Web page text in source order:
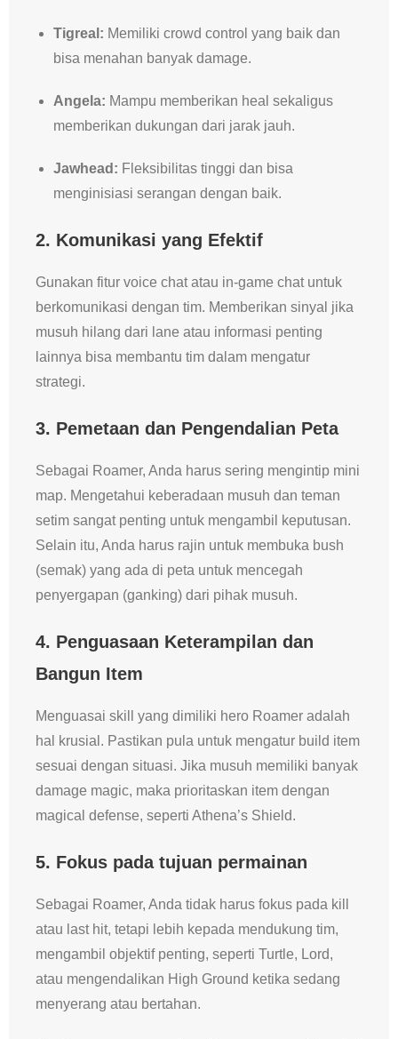
Tigreal: Memiliki crowd control yang baik dan
bisa menahan banyak damage.
Angela: Mampu memberikan heal sekaligus
memberikan dukungan dari jarak jauh.
Jawhead: Fleksibilitas tinggi dan bisa
menginisiasi serangan dengan baik.
2. Komunikasi yang Efektif
Gunakan fitur voice chat atau in-game chat untuk
berkomunikasi dengan tim. Memberikan sinyal jika
musuh hilang dari lane atau informasi penting
lainnya bisa membantu tim dalam mengatur
strategi.
3. Pemetaan dan Pengendalian Peta
Sebagai Roamer, Anda harus sering mengintip mini
map. Mengetahui keberadaan musuh dan teman
setim sangat penting untuk mengambil keputusan.
Selain itu, Anda harus rajin untuk membuka bush
(semak) yang ada di peta untuk mencegah
penyergapan (ganking) dari pihak musuh.
4. Penguasaan Keterampilan dan
Bangun Item
Menguasai skill yang dimiliki hero Roamer adalah
hal krusial. Pastikan pula untuk mengatur build item
sesuai dengan situasi. Jika musuh memiliki banyak
damage magic, maka prioritaskan item dengan
magical defense, seperti Athena’s Shield.
5. Fokus pada tujuan permainan
Sebagai Roamer, Anda tidak harus fokus pada kill
atau last hit, tetapi lebih kepada mendukung tim,
mengambil objektif penting, seperti Turtle, Lord,
atau mengendalikan High Ground ketika sedang
menyerang atau bertahan.